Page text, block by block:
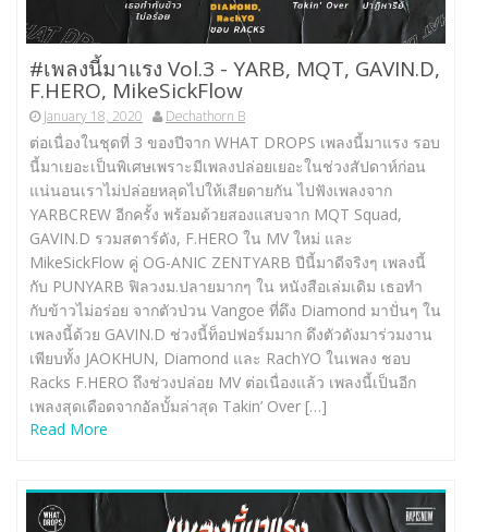
#เพลงนี้มาแรง Vol.3 -​ YARB, MQT, GAVIN.D,
F.HERO, MikeSickFlow
January 18, 2020 Dechathorn B
ต่อเนื่องในชุดที่ 3 ของปีจาก WHAT DROPS เพลงนี้มาแรง รอบ
นี้มาเยอะเป็นพิเศษเพราะมีเพลงปล่อยเยอะในช่วงสัปดาห์ก่อน
แน่นอนเราไม่ปล่อยหลุดไปให้เสียดายกัน ไปฟังเพลงจาก
YARBCREW อีกครั้ง พร้อมด้วยสองแสบจาก MQT Squad,
GAVIN.D รวมสตาร์ดัง, F.HERO ใน MV ใหม่ และ
MikeSickFlow คู่ OG-ANIC ZENTYARB ปีนี้มาดีจริงๆ เพลงนี้
กับ PUNYARB ฟิลวงม.ปลายมากๆ ใน หนังสือเล่มเดิม เธอทำ
กับข้าวไม่อร่อย จากตัวป่วน Vangoe ที่ดึง Diamond มาปั่นๆ ใน
เพลงนี้ด้วย GAVIN.D ช่วงนี้ท็อปฟอร์มมาก ดึงตัวดังมาร่วมงาน
เพียบทั้ง JAOKHUN, Diamond และ RachYO ในเพลง ชอบ
Racks F.HERO ถึงช่วงปล่อย MV ต่อเนื่องแล้ว เพลงนี้เป็นอีก
เพลงสุดเดือดจากอัลบั้มล่าสุด Takin’ Over […]
Read More